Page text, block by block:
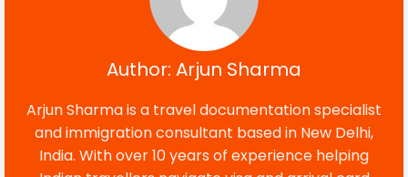
Author: Arjun Sharma
Arjun Sharma is a travel documentation specialist
and immigration consultant based in New Delhi,
India. With over 10 years of experience helping